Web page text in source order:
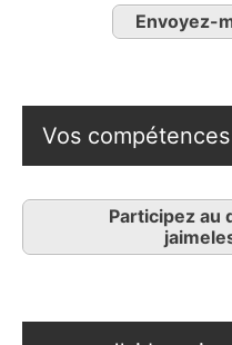
Envoyez-
Vos
Participez au